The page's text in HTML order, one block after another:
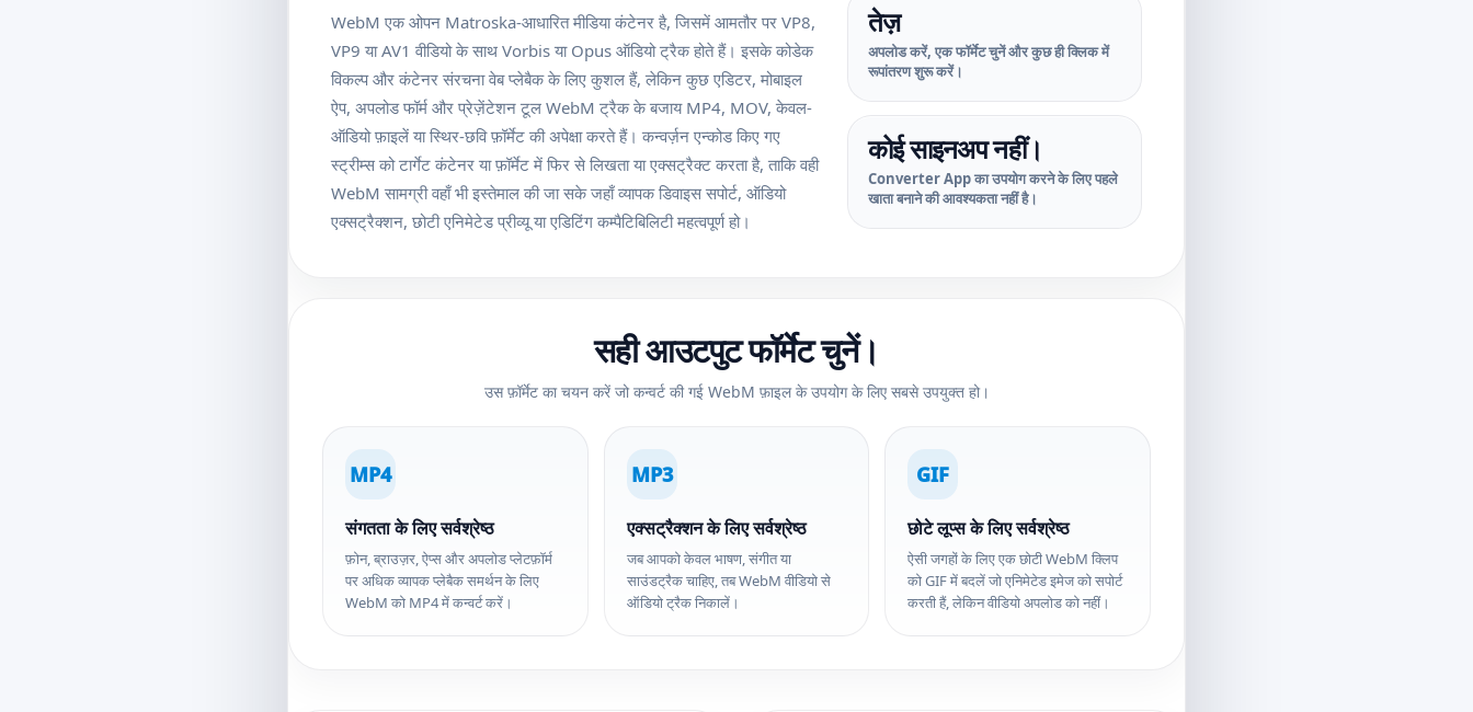
WebM एक ओपन Matroska-आधारित मीडिया कंटेनर है, जिसमें आमतौर पर VP8,
VP9 या AV1 वीडियो के साथ Vorbis या Opus ऑडियो ट्रैक होते हैं। इसके कोडेक
विकल्प और कंटेनर संरचना वेब प्लेबैक के लिए कुशल हैं, लेकिन कुछ एडिटर, मोबाइल
ऐप, अपलोड फॉर्म और प्रेज़ेंटेशन टूल WebM ट्रैक के बजाय MP4, MOV, केवल-
ऑडियो फ़ाइलें या स्थिर-छवि फ़ॉर्मेट की अपेक्षा करते हैं। कन्वर्ज़न एन्कोड किए गए
स्ट्रीम्स को टार्गेट कंटेनर या फ़ॉर्मेट में फिर से लिखता या एक्सट्रैक्ट करता है, ताकि वही
WebM सामग्री वहाँ भी इस्तेमाल की जा सके जहाँ व्यापक डिवाइस सपोर्ट, ऑडियो
एक्सट्रैक्शन, छोटी एनिमेटेड प्रीव्यू या एडिटिंग कम्पैटिबिलिटी महत्वपूर्ण हो।
तेज़
अपलोड करें, एक फॉर्मेट चुनें और कुछ ही क्लिक में
रूपांतरण शुरू करें।
कोई साइनअप नहीं।
Converter App का उपयोग करने के लिए पहले
खाता बनाने की आवश्यकता नहीं है।
सही आउटपुट फॉर्मेट चुनें।
उस फ़ॉर्मेट का चयन करें जो कन्वर्ट की गई WebM फ़ाइल के उपयोग के लिए सबसे उपयुक्त हो।
MP4
संगतता के लिए सर्वश्रेष्ठ
फ़ोन, ब्राउज़र, ऐप्स और अपलोड प्लेटफ़ॉर्म
पर अधिक व्यापक प्लेबैक समर्थन के लिए
WebM को MP4 में कन्वर्ट करें।
MP3
एक्सट्रैक्शन के लिए सर्वश्रेष्ठ
जब आपको केवल भाषण, संगीत या
साउंडट्रैक चाहिए, तब WebM वीडियो से
ऑडियो ट्रैक निकालें।
GIF
छोटे लूप्स के लिए सर्वश्रेष्ठ
ऐसी जगहों के लिए एक छोटी WebM क्लिप
को GIF में बदलें जो एनिमेटेड इमेज को सपोर्ट
करती हैं, लेकिन वीडियो अपलोड को नहीं।